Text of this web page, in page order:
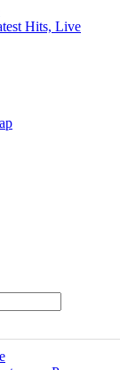
Hits, Live